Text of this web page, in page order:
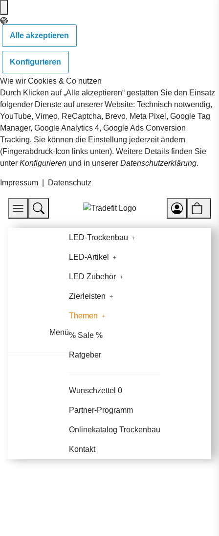
Alle akzeptieren
Konfigurieren
Wie wir Cookies & Co nutzen
Durch Klicken auf „Alle akzeptieren“ gestatten Sie den Einsatz
folgender Dienste auf unserer Website: Technisch notwendig,
YouTube, Vimeo, ReCaptcha, Brevo, Meta Pixel, Google Tag
Manager, Google Analytics 4, Google Ads Conversion
Tracking. Sie können die Einstellung jederzeit ändern
(Fingerabdruck-Icon links unten). Weitere Details finden Sie
unter Konfigurieren und in unserer Datenschutzerklärung.
Impressum Datenschutz
Menü
LED-Trockenbau
LED-Artikel
LED Zubehör
Zierleisten
Themen
% Sale %
Ratgeber
Wunschzettel 0
Partner-Programm
Onlinekatalog Trockenbau
Kontakt